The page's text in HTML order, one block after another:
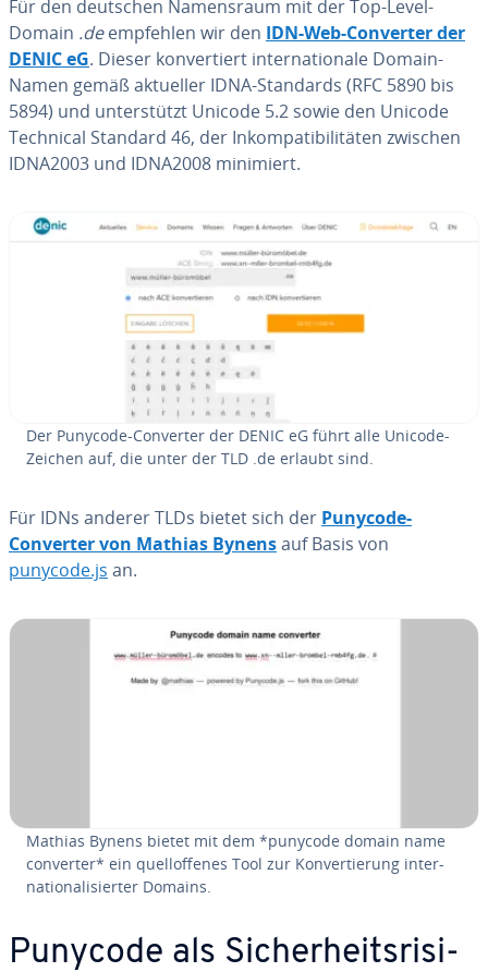
Für den deutschen Na­mens­raum mit der Top-Level-
Domain .deempfehlen wir den IDN-Web-Converter der
DENIC eG. Dieser kon­ver­tiert in­ter­na­tio­na­le Domain-
Namen gemäß aktueller IDNA-Standards (RFC 5890 bis
5894) und un­ter­stützt Unicode 5.2 sowie den Unicode
Technical Standard 46, der In­kom­pa­ti­bi­li­tä­ten zwischen
IDNA2003 und IDNA2008 minimiert.
Der Punycode-Converter der DENIC eG führt alle Unicode-
Zeichen auf, die unter der TLD .de erlaubt sind.
Für IDNs anderer TLDs bietet sich der Punycode-
Converter von Mathias Bynensauf Basis von
punycode.js an.
Mathias Bynens bietet mit dem *punycode domain name
converter* ein quell­of­fe­nes Tool zur Kon­ver­tie­rung in­ter­
na­tio­na­li­sier­ter Domains.
Punycode als Si­cher­heits­ri­si­